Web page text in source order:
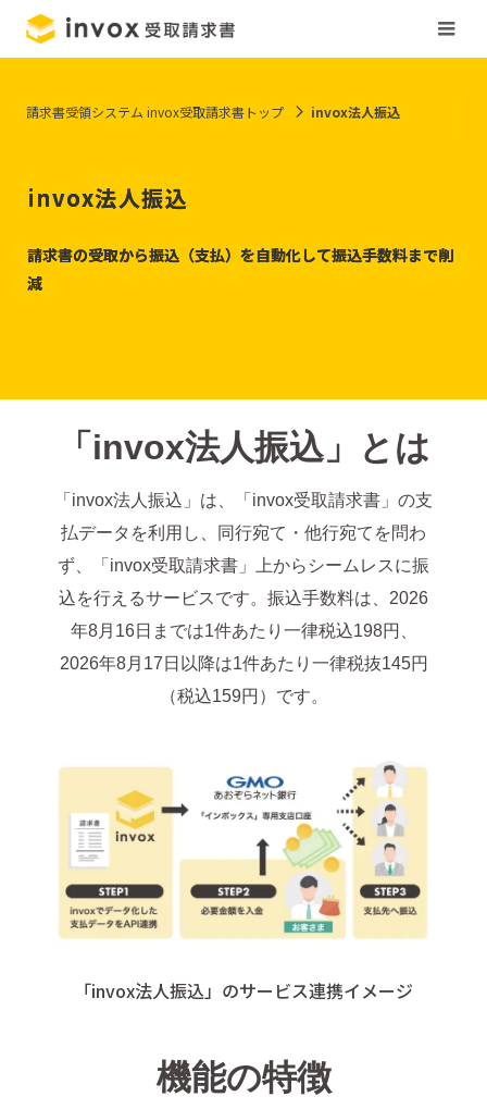
invox法人振込
請求書の受取から振込（支払）を自動化して振込手数料まで削
減
請求書受領システム invox受取請求書トップ invox法人振込
「invox法人振込」とは
「invox法人振込」は、「invox受取請求書」の支
払データを利用し、同行宛て・他行宛てを問わ
ず、「invox受取請求書」上からシームレスに振
込を行えるサービスです。振込手数料は、2026
年8月16日までは1件あたり一律税込198円、
2026年8月17日以降は1件あたり一律税抜145円
（税込159円）です。
「invox法人振込」のサービス連携イメージ
機能の特徴